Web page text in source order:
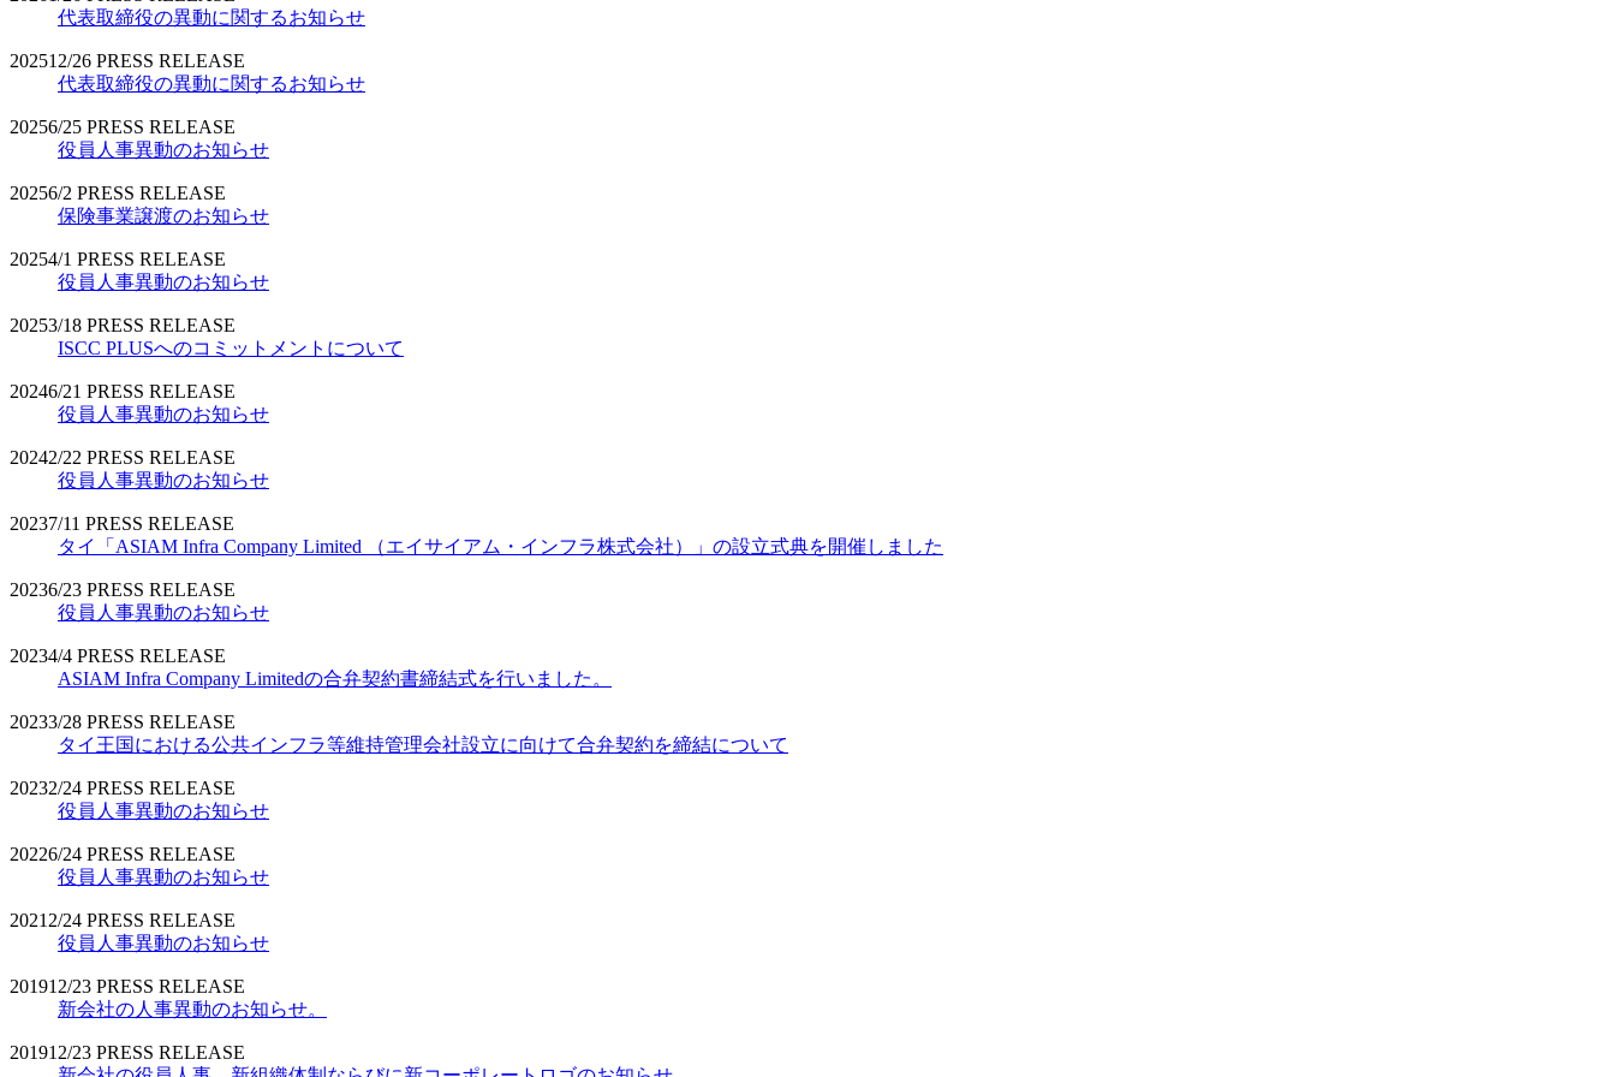
代表取締役の異動に関するお知らせ
202512/26 PRESS RELEASE
代表取締役の異動に関するお知らせ
20256/25 PRESS RELEASE
役員人事異動のお知らせ
20256/2 PRESS RELEASE
保険事業譲渡のお知らせ
20254/1 PRESS RELEASE
役員人事異動のお知らせ
20253/18 PRESS RELEASE
ISCC PLUSへのコミットメントについて
20246/21 PRESS RELEASE
役員人事異動のお知らせ
20242/22 PRESS RELEASE
役員人事異動のお知らせ
20237/11 PRESS RELEASE
タイ「ASIAM Infra Company Limited （エイサイアム・インフラ株式会社）」の設立式典を開催しました
20236/23 PRESS RELEASE
役員人事異動のお知らせ
20234/4 PRESS RELEASE
ASIAM Infra Company Limitedの合弁契約書締結式を行いました。
20233/28 PRESS RELEASE
タイ王国における公共インフラ等維持管理会社設立に向けて合弁契約を締結について
20232/24 PRESS RELEASE
役員人事異動のお知らせ
20226/24 PRESS RELEASE
役員人事異動のお知らせ
2021 2/24 PRESS RELEASE
役員人事異動のお知らせ
201912/23 PRESS RELEASE
新会社の人事異動のお知らせ。
201912/23 PRESS RELEASE